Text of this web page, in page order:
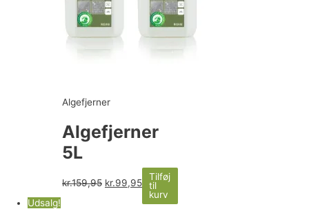
Algefjerner
Algefjerner
5L
kr.159,95 kr.99,95
Tilføj
til
kurv
Udsalg!